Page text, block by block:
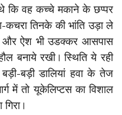
कि वह कच्चे मकाने के छप्पर
तिनके की भांति उड़ा ले
ऐश भी उडक्कर आसपास
बनाये रखी। स्थिति ये रही
बड़ी डालियां हवा के तेज
में तो यूकेलिप्टस का विशाल